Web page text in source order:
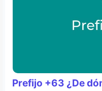
Prefijo +63 ¿De